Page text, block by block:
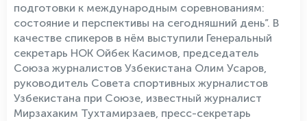
подготовки к международным соревнованиям:
состояние и перспективы на сегодняшний день”. В
качестве спикеров в нём выступили Генеральный
секретарь НОК Ойбек Касимов, председатель
Союза журналистов Узбекистана Олим Усаров,
руководитель Совета спортивных журналистов
Узбекистана при Союзе, известный журналист
Мирзахаким Тухтамирзаев, пресс-секретарь